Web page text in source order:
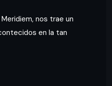
nos trae un
en la tan